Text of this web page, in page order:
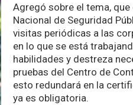
Agregó sobre el tema,
Nacional de Seguridad
visitas periódicas a las
en lo que se está
habilidades y destreza
pruebas del Centro de
esto redundará en la
ya es obligatoria.